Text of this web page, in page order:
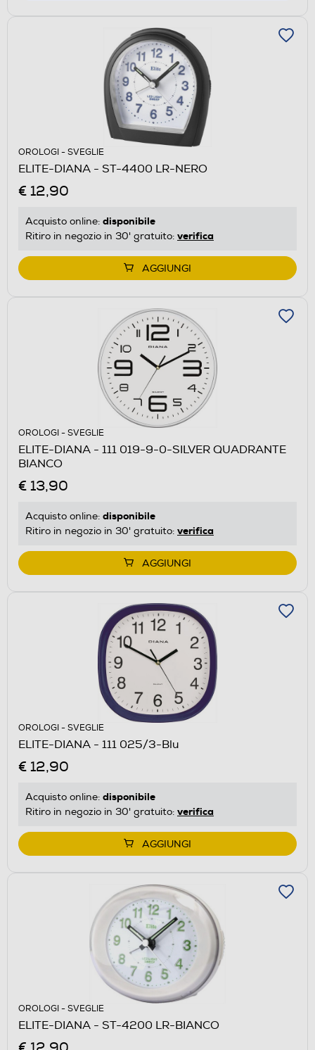
OROLOGI - SVEGLIE
ELITE-DIANA - ST-4400 LR-NERO
€ 12,90
Acquisto online: disponibile
Ritiro in negozio in 30' gratuito: verifica
AGGIUNGI
OROLOGI - SVEGLIE
ELITE-DIANA - 111 019-9-0-SILVER QUADRANTE
BIANCO
€ 13,90
Acquisto online: disponibile
Ritiro in negozio in 30' gratuito: verifica
AGGIUNGI
OROLOGI - SVEGLIE
ELITE-DIANA - 111 025/3-Blu
€ 12,90
Acquisto online: disponibile
Ritiro in negozio in 30' gratuito: verifica
AGGIUNGI
OROLOGI - SVEGLIE
ELITE-DIANA - ST-4200 LR-BIANCO